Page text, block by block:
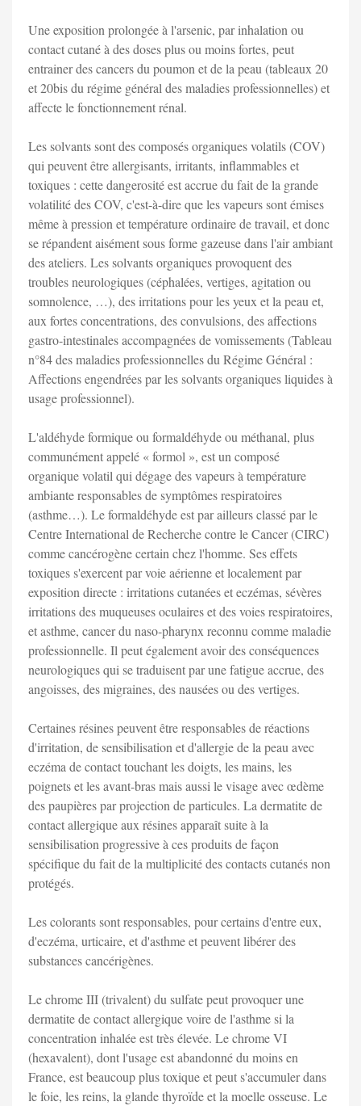
Une exposition prolongée à l'arsenic, par inhalation ou
contact cutané à des doses plus ou moins fortes, peut
entrainer des cancers du poumon et de la peau (tableaux 20
et 20bis du régime général des maladies professionnelles) et
affecte le fonctionnement rénal.
Les solvants sont des composés organiques volatils (COV)
qui peuvent être allergisants, irritants, inflammables et
toxiques : cette dangerosité est accrue du fait de la grande
volatilité des COV, c'est-à-dire que les vapeurs sont émises
même à pression et température ordinaire de travail, et donc
se répandent aisément sous forme gazeuse dans l'air ambiant
des ateliers. Les solvants organiques provoquent des
troubles neurologiques (céphalées, vertiges, agitation ou
somnolence, …), des irritations pour les yeux et la peau et,
aux fortes concentrations, des convulsions, des affections
gastro-intestinales accompagnées de vomissements (Tableau
n°84 des maladies professionnelles du Régime Général :
Affections engendrées par les solvants organiques liquides à
usage professionnel).
L'aldéhyde formique ou formaldéhyde ou méthanal, plus
communément appelé « formol », est un composé
organique volatil qui dégage des vapeurs à température
ambiante responsables de symptômes respiratoires
(asthme…). Le formaldéhyde est par ailleurs classé par le
Centre International de Recherche contre le Cancer (CIRC)
comme cancérogène certain chez l'homme. Ses effets
toxiques s'exercent par voie aérienne et localement par
exposition directe : irritations cutanées et eczémas, sévères
irritations des muqueuses oculaires et des voies respiratoires,
et asthme, cancer du naso-pharynx reconnu comme maladie
professionnelle. Il peut également avoir des conséquences
neurologiques qui se traduisent par une fatigue accrue, des
angoisses, des migraines, des nausées ou des vertiges.
Certaines résines peuvent être responsables de réactions
d'irritation, de sensibilisation et d'allergie de la peau avec
eczéma de contact touchant les doigts, les mains, les
poignets et les avant-bras mais aussi le visage avec œdème
des paupières par projection de particules. La dermatite de
contact allergique aux résines apparaît suite à la
sensibilisation progressive à ces produits de façon
spécifique du fait de la multiplicité des contacts cutanés non
protégés.
Les colorants sont responsables, pour certains d'entre eux,
d'eczéma, urticaire, et d'asthme et peuvent libérer des
substances cancérigènes.
Le chrome III (trivalent) du sulfate peut provoquer une
dermatite de contact allergique voire de l'asthme si la
concentration inhalée est très élevée. Le chrome VI
(hexavalent), dont l'usage est abandonné du moins en
France, est beaucoup plus toxique et peut s'accumuler dans
le foie, les reins, la glande thyroïde et la moelle osseuse. Le